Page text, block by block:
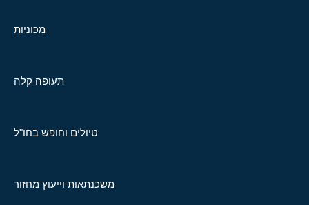
מכוניות
תעופה קלה
טיולים וחופש בחו"ל
משכנתאות וייעוץ מחזור